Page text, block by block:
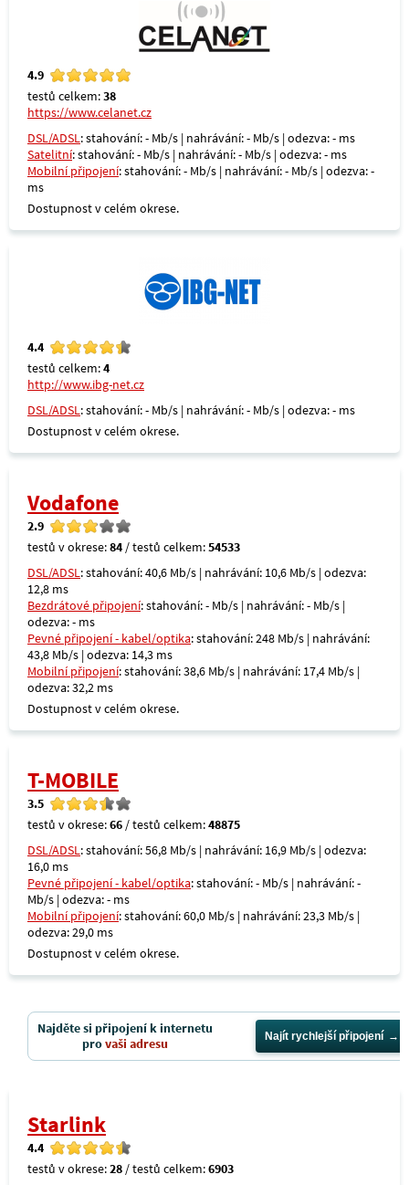
4.9
testů celkem:38
https://www.celanet.cz
DSL/ADSL: stahování: - Mb/s | nahrávání: - Mb/s | odezva: - ms
Satelitní: stahování: - Mb/s | nahrávání: - Mb/s | odezva: - ms
Mobilní připojení: stahování: - Mb/s | nahrávání: - Mb/s | odezva: -
ms
Dostupnost v celém okrese.
4.4
testů celkem:4
http://www.ibg-net.cz
DSL/ADSL: stahování: - Mb/s | nahrávání: - Mb/s | odezva: - ms
Dostupnost v celém okrese.
Vodafone
2.9
testů v okrese:84 / testů celkem:54533
DSL/ADSL: stahování: 40,6 Mb/s | nahrávání: 10,6 Mb/s | odezva:
12,8 ms
Bezdrátové připojení: stahování: - Mb/s | nahrávání: - Mb/s |
odezva: - ms
Pevné připojení - kabel/optika: stahování: 248 Mb/s | nahrávání:
43,8 Mb/s | odezva: 14,3 ms
Mobilní připojení: stahování: 38,6 Mb/s | nahrávání: 17,4 Mb/s |
odezva: 32,2 ms
Dostupnost v celém okrese.
T-MOBILE
3.5
testů v okrese:66 / testů celkem:48875
DSL/ADSL: stahování: 56,8 Mb/s | nahrávání: 16,9 Mb/s | odezva:
16,0 ms
Pevné připojení - kabel/optika: stahování: - Mb/s | nahrávání: -
Mb/s | odezva: - ms
Mobilní připojení: stahování: 60,0 Mb/s | nahrávání: 23,3 Mb/s |
odezva: 29,0 ms
Dostupnost v celém okrese.
Najděte si připojení k internetu
provaši adresu Najít rychlejší připojení
Starlink
4.4
testů v okrese:28 / testů celkem:6903